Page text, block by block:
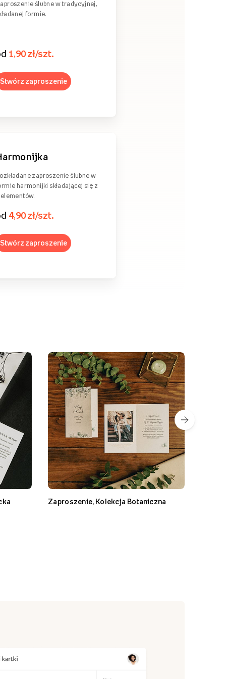
ślubne w tradycyjnej,
1,90 zł/szt.
Stwórz zaproszenie
zaproszenie ślubne w
harmonijki składającej się z
4,90 zł/szt.
Stwórz zaproszenie
Zaproszenie, Kolekcja Botaniczna